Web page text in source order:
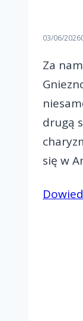
03/06/2026
Za
drugą
się w